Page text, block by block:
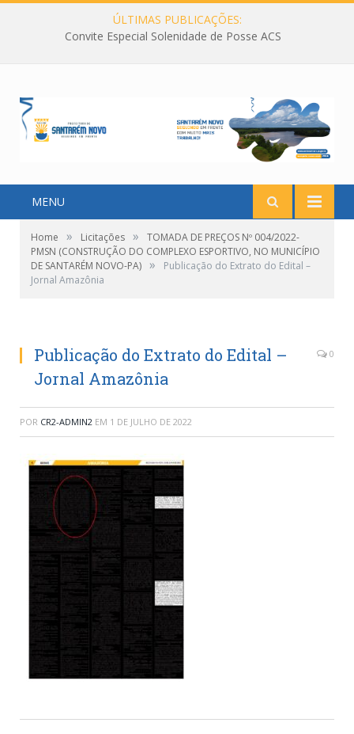
ÚLTIMAS PUBLICAÇÕES:
Convite Especial Solenidade de Posse ACS
MENU
Home » Licitações »
TOMADA DE PREÇOS Nº 004/2022-
PMSN (CONSTRUÇÃO DO COMPLEXO ESPORTIVO, NO MUNICÍPIO
DE SANTARÉM NOVO-PA) »
Publicação do Extrato do Edital –
Jornal Amazônia
Publicação do Extrato do Edital –
Jornal Amazônia
0
POR CR2-ADMIN2 EM 1 DE JULHO DE 2022